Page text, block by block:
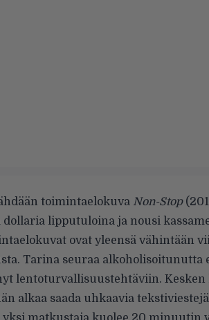
toimintaelokuva Non-Stop
lipputuloina ja nousi
ovat yleensä vähintään
Tarina seuraa alkoholisoitunutta
lentoturvallisuustehtäviin. Kesken
alkaa saada uhkaavia